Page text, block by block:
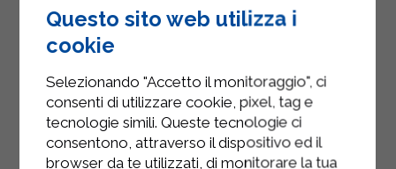
Ajoutez du sel, de l'origan et du
parmesan râpé selon votre goût et
faites cuire au four préchauffé à
160°C (320°F) pendant environ 10
minutes.
Une fois la mozzarella fondue,
Questo sito web utilizza i
cookie
Selezionando "Accetto il monitoraggio", ci
consenti di utilizzare cookie, pixel, tag e
tecnologie simili. Queste tecnologie ci
consentono, attraverso il dispositivo ed il
browser da te utilizzati, di monitorare la tua